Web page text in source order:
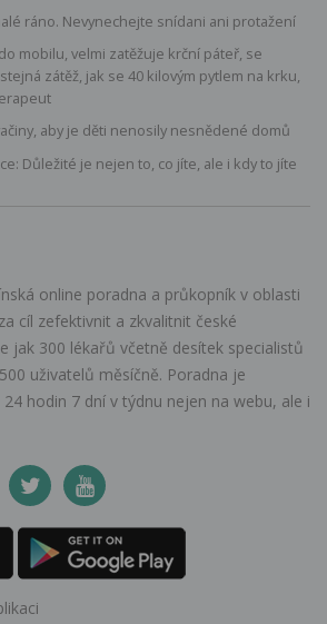
ráno. Nevynechejte snídani ani protažení
mobilu, velmi zatěžuje krční páteř, se
zátěž, jak se 40 kilovým pytlem na krku,
aby je děti nenosily nesnědené domů
Důležité je nejen to, co jíte, ale i kdy to jíte
online poradna a průkopník v oblasti
cíl zefektivnit a zkvalitnit české
jak 300 lékařů včetně desítek specialistů
uživatelů měsíčně. Poradna je
hodin 7 dní v týdnu nejen na webu, ale i